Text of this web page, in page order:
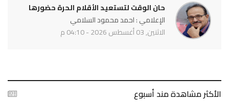
حان الوقت لتستعيد الأقلام الحرة حضورها
الإعلامي : احمد محمود السلامي
الاثنين, 03 أغسطس 2026 - 04:10 م
الأكثر مشاهدة مند أسبوع